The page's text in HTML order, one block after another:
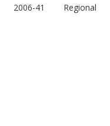
2006-41 Regional